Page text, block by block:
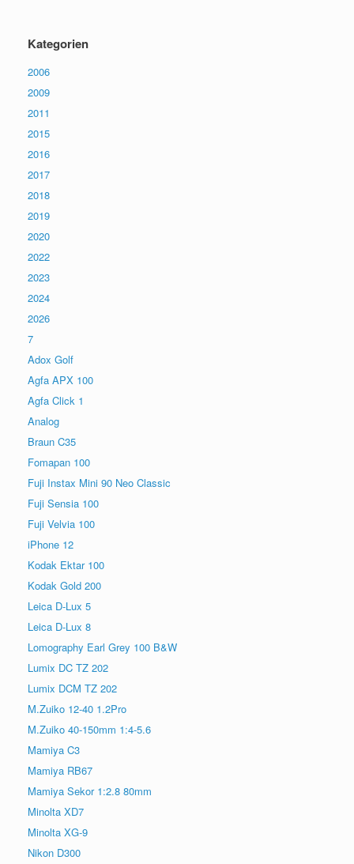
Kategorien
2006
2009
2011
2015
2016
2017
2018
2019
2020
2022
2023
2024
2026
7
Adox Golf
Agfa APX 100
Agfa Click 1
Analog
Braun C35
Fomapan 100
Fuji Instax Mini 90 Neo Classic
Fuji Sensia 100
Fuji Velvia 100
iPhone 12
Kodak Ektar 100
Kodak Gold 200
Leica D-Lux 5
Leica D-Lux 8
Lomography Earl Grey 100 B&W
Lumix DC TZ 202
Lumix DCM TZ 202
M.Zuiko 12-40 1.2Pro
M.Zuiko 40-150mm 1:4-5.6
Mamiya C3
Mamiya RB67
Mamiya Sekor 1:2.8 80mm
Minolta XD7
Minolta XG-9
Nikon D300